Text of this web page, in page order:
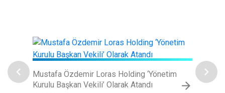
Mustafa Özdemir Loras Holding ‘Yönetim
Kurulu Başkan Vekili’ Olarak Atandı
arrow_forward
chevron_left chevron_right